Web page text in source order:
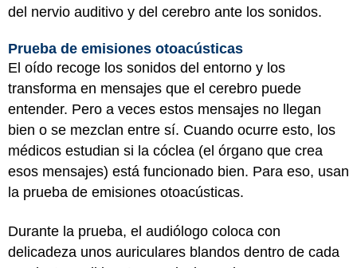
del nervio auditivo y del cerebro ante los sonidos.
Prueba de emisiones otoacústicas
El oído recoge los sonidos del entorno y los
transforma en mensajes que el cerebro puede
entender. Pero a veces estos mensajes no llegan
bien o se mezclan entre sí. Cuando ocurre esto, los
médicos estudian si la cóclea (el órgano que crea
esos mensajes) está funcionado bien. Para eso, usan
la prueba de emisiones otoacústicas.
Durante la prueba, el audiólogo coloca con
delicadeza unos auriculares blandos dentro de cada